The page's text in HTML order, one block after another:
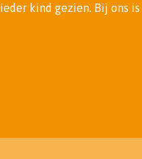
ieder kind gezien. Bij ons